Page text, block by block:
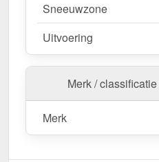
Sneeuwzone
Uitvoering
Merk / classificatie
Merk